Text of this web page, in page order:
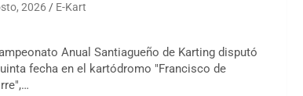
2026 E-Kart
Anual Santiagueño de Karting disputó
fecha en el kartódromo "Francisco de